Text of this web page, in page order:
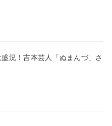
況！吉本芸人「ぬまんづ」さ